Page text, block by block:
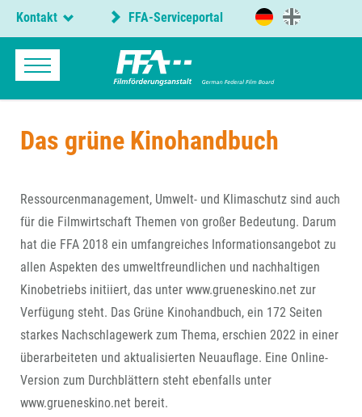
Kontakt FFA-Serviceportal
Das grüne Kinohandbuch
Ressourcenmanagement, Umwelt- und Klimaschutz sind auch
für die Filmwirtschaft Themen von großer Bedeutung. Darum
hat die FFA 2018 ein umfangreiches Informationsangebot zu
allen Aspekten des umweltfreundlichen und nachhaltigen
Kinobetriebs initiiert, das unter www.grueneskino.net zur
Verfügung steht. Das Grüne Kinohandbuch, ein 172 Seiten
starkes Nachschlagewerk zum Thema, erschien 2022 in einer
überarbeiteten und aktualisierten Neuauflage. Eine Online-
Version zum Durchblättern steht ebenfalls unter
www.grueneskino.net bereit.